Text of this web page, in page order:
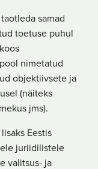
samad
toetuse puhul
nimetatud
objektiivsete ja
(näiteks
jms).
Eestis
juriidilistele
valitsus- ja